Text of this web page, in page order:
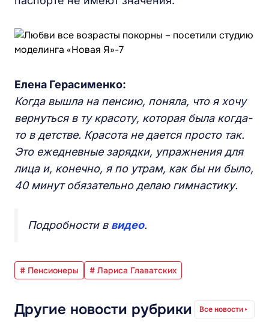
Елена Герасименко:
Когда вышла на пенсию, поняла, что я хочу
вернуться в ту красоту, которая была когда-
то в детстве. Красота не дается просто так.
Это ежедневные зарядки, упражнения для
лица и, конечно, я по утрам, как бы ни было,
40 минут обязательно делаю гимнастику.
Подробности в видео.
# Пенсионеры # Лариса Главатских
Другие новости рубрики Все новости